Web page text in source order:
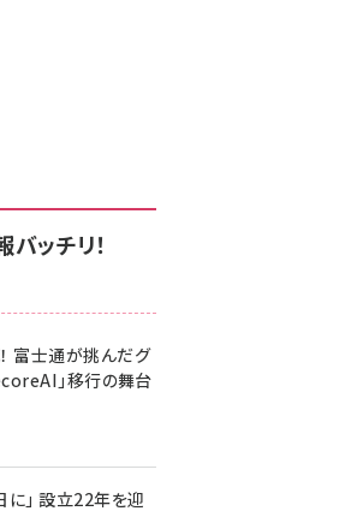
ッチリ！
富士通が挑んだグ
」移行の舞台
」 設立22年を迎